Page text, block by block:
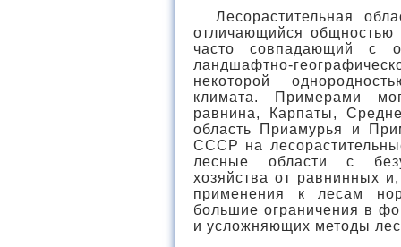
Лесорастительная
отличающийся общностью
часто совпадающий с
ландшафтно-
некоторой
климата. Примерами
равнина, Карпаты,
область Приамурья и
СССР на
лесные области с
хозяйства от равнинных
применения к лесам
большие ограничения в
и усложняющих методы